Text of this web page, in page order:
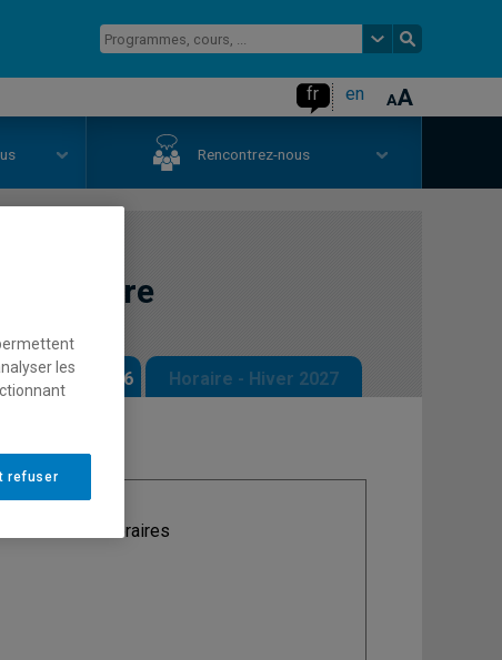
fr en
Rencontrez-nous
littérature
Automne 2026 Horaire - Hiver 2027
: Études littéraires
les
refuser